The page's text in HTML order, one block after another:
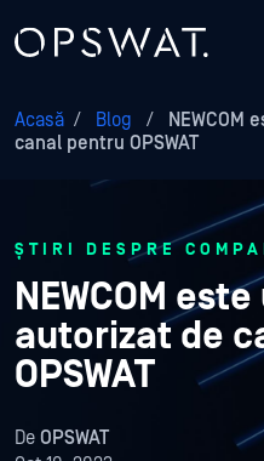
Acasă / Blog /
canal pentru OPSWAT
ȘTIRI DESPRE
NEWCOM
autorizat de
OPSWAT
De OPSWAT